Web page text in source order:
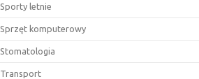
Sporty letnie
Sprzęt komputerowy
Stomatologia
Transport